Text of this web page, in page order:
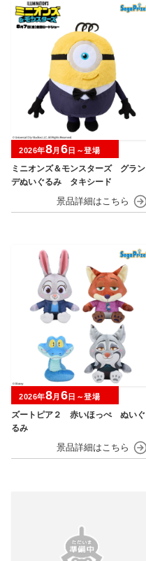
ミニオンズ＆モンスターズ グラン
デぬいぐるみ タキシード
2026年8月 6日～登場
ズートピア２ 赤いほっぺ ぬいぐ
るみ
2026年8月 6日～登場